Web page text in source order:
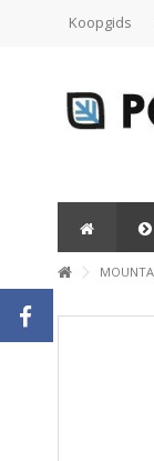
Koopgids